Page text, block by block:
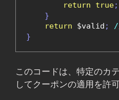
return
true;
}
return $valid ;
}
このコードは、特定のカ
してクーポンの適用を許可